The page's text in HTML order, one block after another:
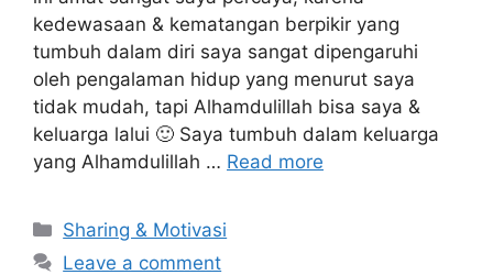
kedewasaan & kematangan berpikir yang
tumbuh dalam diri saya sangat dipengaruhi
oleh pengalaman hidup yang menurut saya
tidak mudah, tapi Alhamdulillah bisa saya &
keluarga lalui 🙂 Saya tumbuh dalam keluarga
yang Alhamdulillah … Read more
Categories
Sharing & Motivasi
Leave a comment